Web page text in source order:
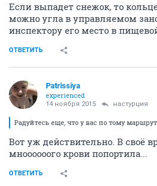
Если выпадет снежок, то
можно угла в управляемом
инспектору его место в
ОТВЕТИТЬ
Patrissiya
experienced
14 ноября 2015 настурция
Радуйтесь еще, что у вас по тому
Вот уж действительно. В своё
мноооооого крови попортила...
ОТВЕТИТЬ